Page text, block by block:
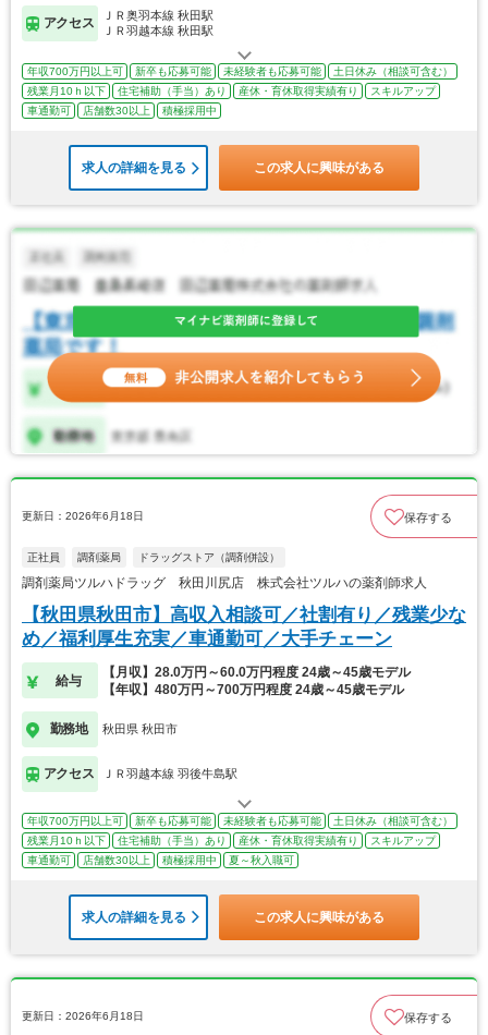
アクセス
ＪＲ奥羽本線 秋田駅
ＪＲ羽越本線 秋田駅
年収700万円以上可 新卒も応募可能 未経験者も応募可能
土日休み（相談可含む）
残業月10ｈ以下
住宅補助（手当）あり 産休・育休取得実績有り
スキルアップ
車通勤可
店舗数30以上 積極採用中
求人の詳細を見る この求人に興味がある
更新日：2026年6月18日 保存する
正社員 調剤薬局 ドラッグストア（調剤併設）
調剤薬局ツルハドラッグ 秋田川尻店 株式会社ツルハの薬剤師求人
【秋田県秋田市】高収入相談可／社割有り／残業少な
め／福利厚生充実／車通勤可／大手チェーン
給与
【月収】28.0万円～60.0万円程度 24歳～45歳モデル
【年収】480万円～700万円程度 24歳～45歳モデル
勤務地 秋田県 秋田市
アクセス ＪＲ羽越本線 羽後牛島駅
年収700万円以上可 新卒も応募可能 未経験者も応募可能
土日休み（相談可含む）
残業月10ｈ以下
住宅補助（手当）あり 産休・育休取得実績有り
スキルアップ
車通勤可
店舗数30以上 積極採用中 夏～秋入職可
求人の詳細を見る この求人に興味がある
更新日：2026年6月18日 保存する